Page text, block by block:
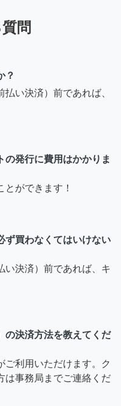
問
？
い決済）前であれば、
の発行に費用はかかりま
ができます！
ず買わなくてはいけない
い決済）前であれば、キ
の決済方法を教えてくだ
ご利用いただけます。ク
は事務局までご連絡くだ